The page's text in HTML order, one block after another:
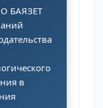
БАЯЗЕТ
в